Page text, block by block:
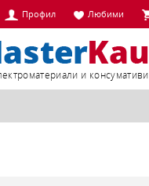
Профил Любими
и консумативи